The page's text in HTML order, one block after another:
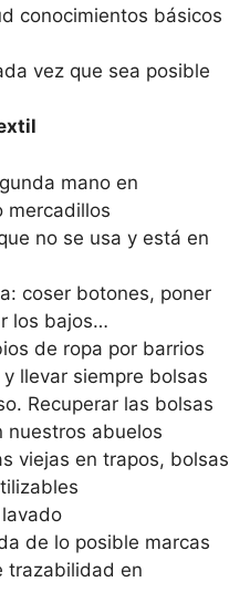
conocimientos básicos
vez que sea posible
mano en
mercadillos
no se usa y está en
coser botones, poner
los bajos…
de ropa por barrios
llevar siempre bolsas
Recuperar las bolsas
nuestros abuelos
viejas en trapos, bolsas
de lo posible marcas
trazabilidad en